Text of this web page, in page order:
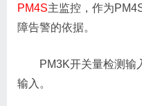
PM4S主监控，作为
障告警的依据。
PM3K开关量检测输
输入。